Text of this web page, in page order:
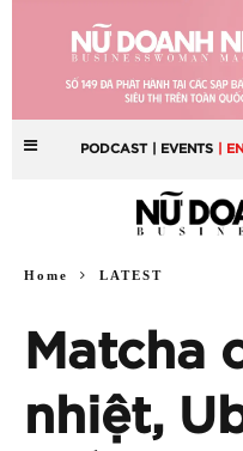
PODCAST | EVENTS |
Home LATEST
Matcha
nhiệt,